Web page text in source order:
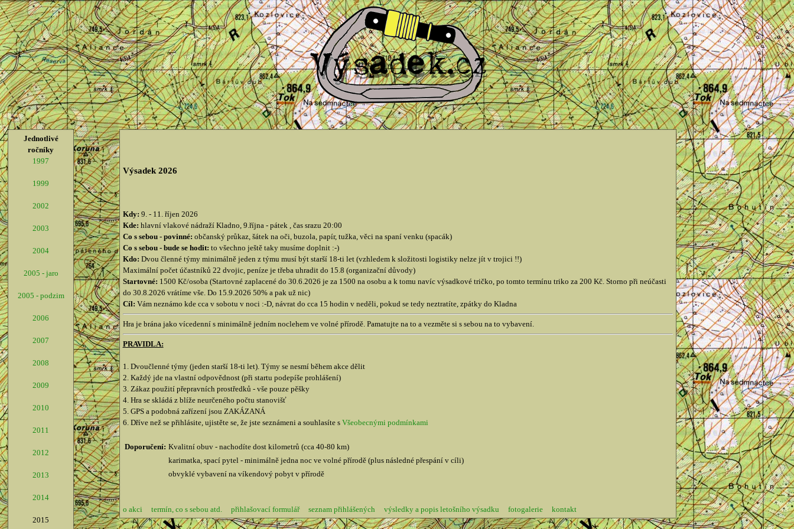
Jednotlivé
ročníky
1997
1999
2002
2003
2004
2005 - jaro
2005 - podzim
2006
2007
2008
2009
2010
2011
2012
2013
2014
2015
Výsadek 2026
Kdy: 9. - 11. říjen 2026
Kde: hlavní vlakové nádraží Kladno, 9.října - pátek , čas srazu 20:00
Co s sebou - povinné: občanský průkaz, šátek na oči, buzola, papír, tužka, věci na spaní venku (spacák)
Co s sebou - bude se hodit: to všechno ještě taky musíme doplnit :-)
Kdo: Dvou členné týmy minimálně jeden z týmu musí být starší 18-ti let (vzhledem k složitosti logistiky nelze jít v trojici !!)
Maximální počet účastníků 22 dvojic, peníze je třeba uhradit do 15.8 (organizační důvody)
Startovné: 1500 Kč/osoba (Startovné zaplacené do 30.6.2026 je za 1500 na osobu a k tomu navíc výsadkové tričko, po tomto termínu triko za 200 Kč. Storno při neúčasti
do 30.8.2026 vrátíme vše. Do 15.9.2026 50% a pak už nic)
Cíl: Vám neznámo kde cca v sobotu v noci :-D, návrat do cca 15 hodin v neděli, pokud se tedy neztratíte, zpátky do Kladna
Hra je brána jako vícedenní s minimálně jedním noclehem ve volné přírodě. Pamatujte na to a vezměte si s sebou na to vybavení.
PRAVIDLA:
1. Dvoučlenné týmy (jeden starší 18-ti let). Týmy se nesmí během akce dělit
2. Každý jde na vlastní odpovědnost (při startu podepíše prohlášení)
3. Zákaz použití přepravních prostředků - vše pouze pěšky
4. Hra se skládá z blíže neurčeného počtu stanovišť
5. GPS a podobná zařízení jsou ZAKÁZANÁ
6. Dříve než se přihlásite, ujistěte se, že jste seznámeni a souhlasíte s Všeobecnými podmínkami
Doporučení: Kvalitní obuv - nachodíte dost kilometrů (cca 40-80 km)
karimatka, spací pytel - minimálně jedna noc ve volné přírodě (plus následné přespání v cíli)
obvyklé vybavení na víkendový pobyt v přírodě
o akci termín, co s sebou atd. přihlašovací formulář seznam přihlášených výsledky a popis letošního výsadku fotogalerie kontakt